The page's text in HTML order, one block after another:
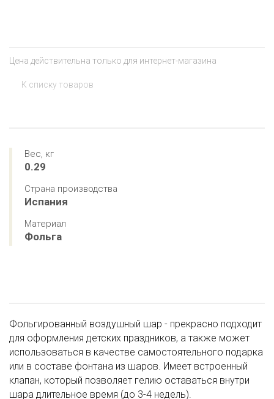
Цена действительна только для интернет-магазина
К списку товаров
Вес, кг
0.29
Страна производства
Испания
Материал
Фольга
Фольгированный воздушный шар - прекрасно подходит
для оформления детских праздников, а также может
использоваться в качестве самостоятельного подарка
или в составе фонтана из шаров. Имеет встроенный
клапан, который позволяет гелию оставаться внутри
шара длительное время (до 3-4 недель).